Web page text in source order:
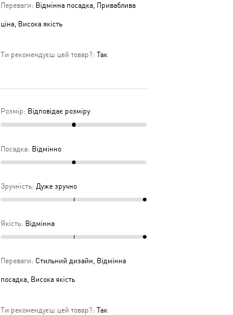
Переваги: Відмінна посадка, Приваблива
ціна, Висока якість
Ти рекомендуєш цей товар?: Так
Розмір: Відповідає розміру
Посадка: Відмінно
Зручність: Дуже зручно
Якість: Відмінна
Переваги: Стильний дизайн, Відмінна
посадка, Висока якість
Ти рекомендуєш цей товар?: Так